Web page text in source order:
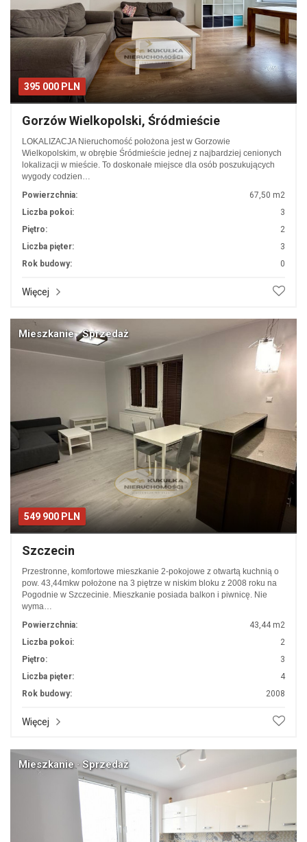
395 000 PLN
Gorzów Wielkopolski, Śródmieście
LOKALIZACJA Nieruchomość położona jest w Gorzowie
Wielkopolskim, w obrębie Śródmieście jednej z najbardziej cenionych
lokalizacji w mieście. To doskonałe miejsce dla osób poszukujących
wygody codzien…
Powierzchnia:
67,50 m2
Liczba pokoi:
3
Piętro:
2
Liczba pięter:
3
Rok budowy:
0
Więcej
549 900 PLN
Mieszkanie · Sprzedaż
Szczecin
Przestronne, komfortowe mieszkanie 2-pokojowe z otwartą kuchnią o
pow. 43,44mkw położone na 3 piętrze w niskim bloku z 2008 roku na
Pogodnie w Szczecinie. Mieszkanie posiada balkon i piwnicę. Nie
wyma…
Powierzchnia:
43,44 m2
Liczba pokoi:
2
Piętro:
3
Liczba pięter:
4
Rok budowy:
2008
Więcej
Mieszkanie · Sprzedaż